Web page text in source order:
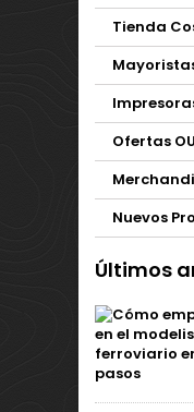
Tienda
Ofertas
Nuevos
Últimos